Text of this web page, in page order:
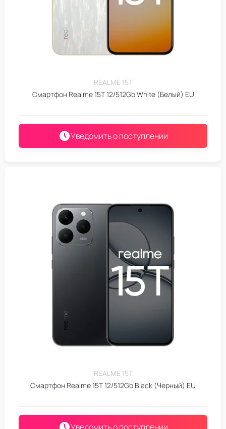
REALME 15T
Смартфон Realme 15T 12/512Gb White (Белый) EU
Уведомить о поступлении
REALME 15T
Смартфон Realme 15T 12/512Gb Black (Черный) EU